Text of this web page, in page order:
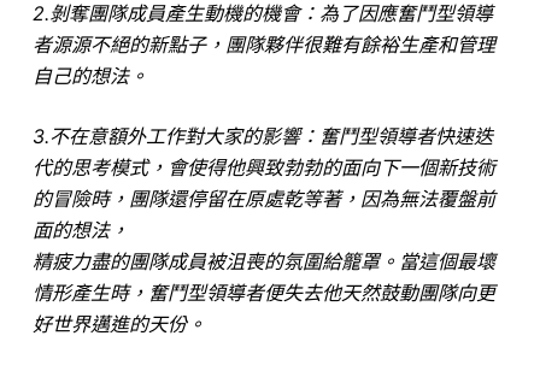
2.剝奪團隊成員產生動機的機會：為了因應奮鬥型領導
者源源不絕的新點子，團隊夥伴很難有餘裕生產和管理
自己的想法。
3.不在意額外工作對大家的影響：奮鬥型領導者快速迭
代的思考模式，會使得他興致勃勃的面向下一個新技術
的冒險時，團隊還停留在原處乾等著，因為無法覆盤前
面的想法，
精疲力盡的團隊成員被沮喪的氛圍給籠罩。當這個最壞
情形產生時，奮鬥型領導者便失去他天然鼓動團隊向更
好世界邁進的天份。